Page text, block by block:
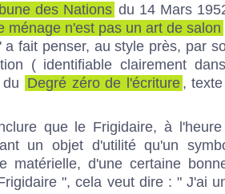
des Nations du 14 Mars
ménage n'est pas un art de salon
a fait penser, au style près, par
( identifiable clairement
Degré zéro de l'écriture ,
que le Frigidaire, à l'heure
un objet d'utilité qu'un
matérielle, d'une certaine
", cela veut dire : " J'ai